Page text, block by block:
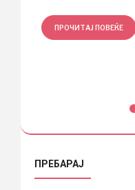
ПРОЧИТАЈ ПОВЕЌЕ
ПРЕБАРАЈ